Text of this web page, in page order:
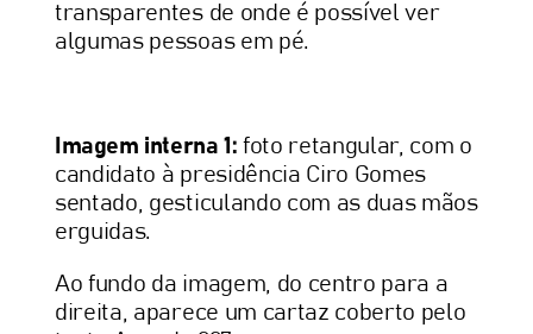
transparentes de onde é possível ver
algumas pessoas em pé.
Imagem interna 1: foto retangular, com o
candidato à presidência Ciro Gomes
sentado, gesticulando com as duas mãos
erguidas.
Ao fundo da imagem, do centro para a
direita, aparece um cartaz coberto pelo